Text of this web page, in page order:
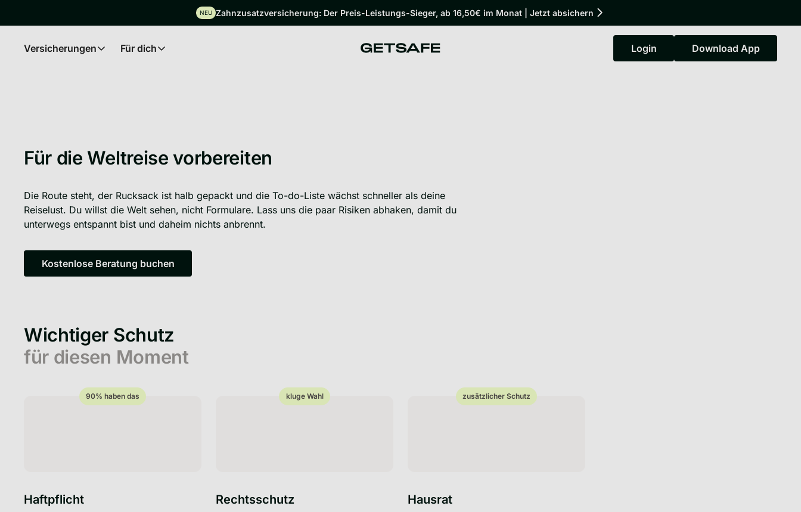
NEU Zahnzusatzversicherung: Der Preis-Leistungs-Sieger, ab 16,50€ im Monat | Jetzt absichern
Insurances
Versicherungen Für dich
For you Login
Login Download App
Download App
Für die Weltreise vorbereiten
Die Route steht, der Rucksack ist halb gepackt und die To-do-Liste wächst schneller als deine
Reiselust. Du willst die Welt sehen, nicht Formulare. Lass uns die paar Risiken abhaken, damit du
unterwegs entspannt bist und daheim nichts anbrennt.
Kostenlose Beratung buchen
Kostenlose Beratung buchen
Wichtiger Schutz
für diesen Moment
90% haben das
Haftpflicht
90% haben das kluge Wahl
Rechtsschutz
zusätzlicher Schutz
Hausrat
zusätzlicher Schutz